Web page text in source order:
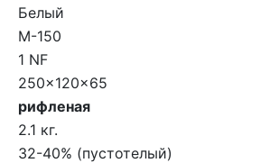
Белый
M-150
1 NF
250x120x65
рифленая
2.1 кг.
32-40% (пустотелый)